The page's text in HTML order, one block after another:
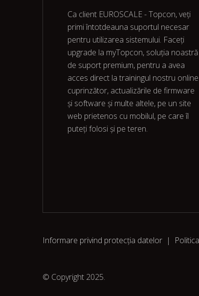
Ca client EUROSCALE - Topcon, veți
primi întotdeauna suportul necesar
pentru utilizarea sistemului. Faceți
upgrade la myTopcon, soluția noastră
de suport premium, pentru a avea
acces direct la trainingul nostru online
cuprinzător, actualizările de firmware
și software și multe altele, pe un site
web prietenos cu mobilul, pe care îl
puteți folosi și pe teren.
Informare privind protecția datelor |
© Copyright 2025.